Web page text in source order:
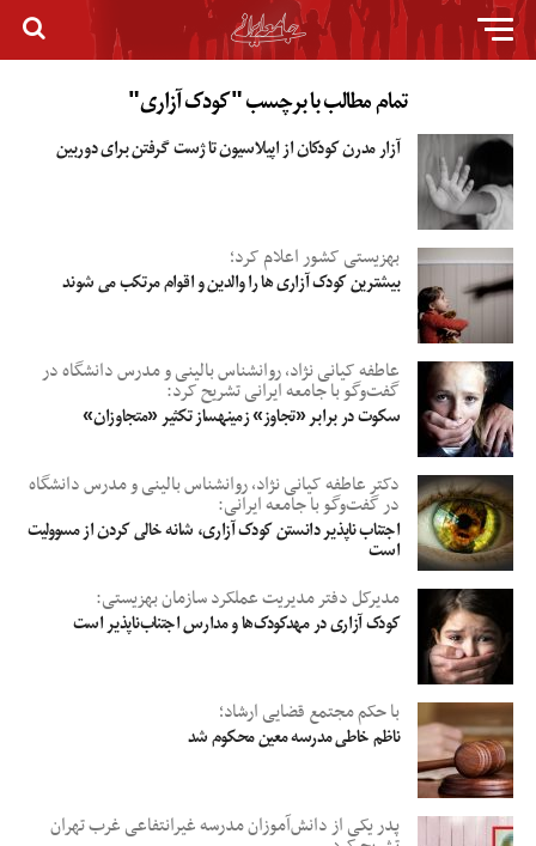
تمام مطالب با برچسب "کودک آزاری"
آزار مدرن کودکان از اپیلاسیون تا ژست گرفتن برای دوربین
بهزیستی کشور اعلام کرد؛
بیشترین کودک آزاری ها را والدین و اقوام مرتکب می شوند
عاطفه کیانی نژاد، روانشناس بالینی و مدرس دانشگاه در
گفت‌وگو با جامعه ایرانی تشریح کرد:
سکوت در برابر «تجاوز» زمینه‎ساز تکثیر «متجاوزان»
دکتر عاطفه کیانی نژاد، روانشناس بالینی و مدرس دانشگاه
در گفت‌وگو با جامعه ایرانی:
اجتناب ناپذیر دانستن کودک آزاری، شانه خالی کردن از مسوولیت
است
مدیرکل دفتر مدیریت عملکرد سازمان بهزیستی:
کودک آزاری در مهدکودک‌ها و مدارس اجتناب‌ناپذیر است
با حکم مجتمع قضایی ارشاد؛
ناظم خاطی مدرسه معین محکوم شد
پدر یکی از دانش‌آموزان مدرسه غیرانتفاعی غرب تهران